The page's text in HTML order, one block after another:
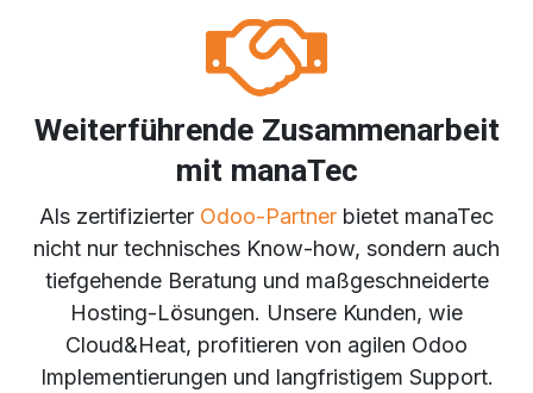
Weiterführende Zusammenarbeit
mit manaTec
Als zertifizierter Odoo-Partner bietet manaTec
nicht nur technisches Know-how, sondern auch
tiefgehende Beratung und maßgeschneiderte
Hosting-Lösungen. Unsere Kunden, wie
Cloud&Heat, profitieren von agilen Odoo
Implementierungen und langfristigem Support.